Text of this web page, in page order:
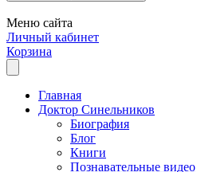
Меню сайта
Личный кабинет
Корзина
Главная
Доктор Синельников
Биография
Блог
Книги
Познавательные видео